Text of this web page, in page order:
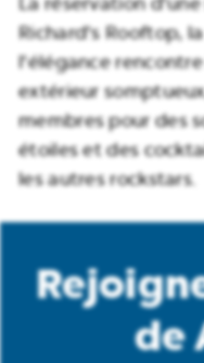
Richard's Rooftop,
l'élégance
extérieur
membres pour des
étoiles et des
les autres rockstars.
de